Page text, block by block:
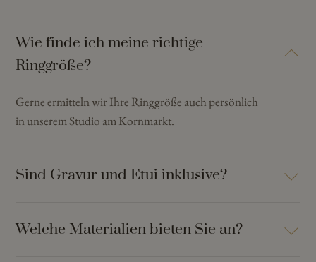
Wie finde ich meine richtige
Ringgröße?
Gerne ermitteln wir Ihre Ringgröße auch persönlich
in unserem Studio am Kornmarkt.
Sind Gravur und Etui inklusive?
Welche Materialien bieten Sie an?